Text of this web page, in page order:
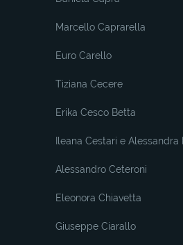
Marcello Caprarella
Euro Carello
Tiziana Cecere
Erika Cesco Betta
Ileana Cestari e Alessandra
Alessandro Ceteroni
Eleonora Chiavetta
Giuseppe Ciarallo